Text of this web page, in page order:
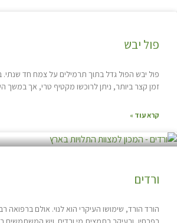
פול יבש
פול יבש הפול גדל בתוך תרמילים על צמח חד
זמן קצר ביותר, ניתן לרוכשו מקטיף טרי, אך במשך
קרא עוד »
ורדים
הורד הורד, שימושו העיקרי הוא לנוי. אולם